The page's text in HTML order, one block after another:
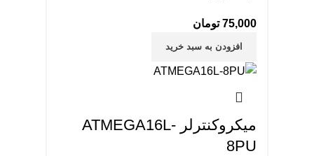
75,000 تومان
افزودن به سبد خرید
میکروکنترلر ATMEGA16L-
8PU